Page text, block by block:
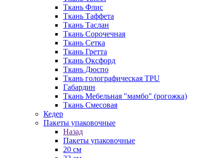
Ткань Флис
Ткань Таффета
Ткань Таслан
Ткань Сорочечная
Ткань Сетка
Ткань Гретта
Ткань Оксфорд
Ткань Дюспо
Ткань голографическая TPU
Габардин
Ткань Мебельная "мамбо" (рогожка)
Ткань Смесовая
Кедер
Пакеты упаковочные
Назад
Пакеты упаковочные
20 см